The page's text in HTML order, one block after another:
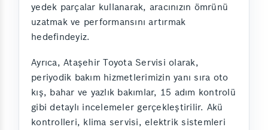
yedek parçalar kullanarak, aracınızın ömrünü
uzatmak ve performansını artırmak
hedefindeyiz.
Ayrıca, Ataşehir Toyota Servisi olarak,
periyodik bakım hizmetlerimizin yanı sıra oto
kış, bahar ve yazlık bakımlar, 15 adım kontrolü
gibi detaylı incelemeler gerçekleştirilir. Akü
kontrolleri, klima servisi, elektrik sistemleri